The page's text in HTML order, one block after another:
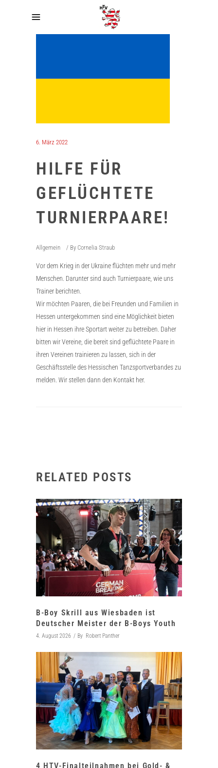
6. März 2022
HILFE FÜR
GEFLÜCHTETE
TURNIERPAARE!
Allgemein By Cornelia Straub
Vor dem Krieg in der Ukraine flüchten mehr und mehr
Menschen. Darunter sind auch Turnierpaare, wie uns
Trainer berichten.
Wir möchten Paaren, die bei Freunden und Familien in
Hessen untergekommen sind eine Möglichkeit bieten
hier in Hessen ihre Sportart weiter zu betreiben. Daher
bitten wir Vereine, die bereit sind geflüchtete Paare in
ihren Vereinen trainieren zu lassen, sich in der
Geschäftsstelle des Hessischen Tanzsportverbandes zu
melden. Wir stellen dann den Kontakt her.
RELATED POSTS
B-Boy Skrill aus Wiesbaden ist
Deutscher Meister der B-Boys Youth
4. August 2026 By Robert Panther
4 HTV-Finalteilnahmen bei Gold- &